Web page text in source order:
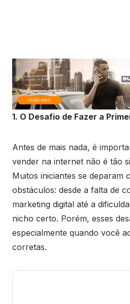
1. O Desafio de Fazer a
Antes de mais nada, é
vender na internet não é tão
Muitos iniciantes se deparam
obstáculos: desde a falta de
marketing digital até a
nicho certo. Porém, esses
especialmente quando você
corretas.